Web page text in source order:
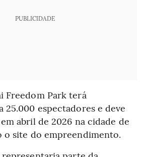
PUBLICIDADE
Freedom Park terá
25.000 espectadores e deve
abril de 2026 na cidade de
o site do empreendimento.